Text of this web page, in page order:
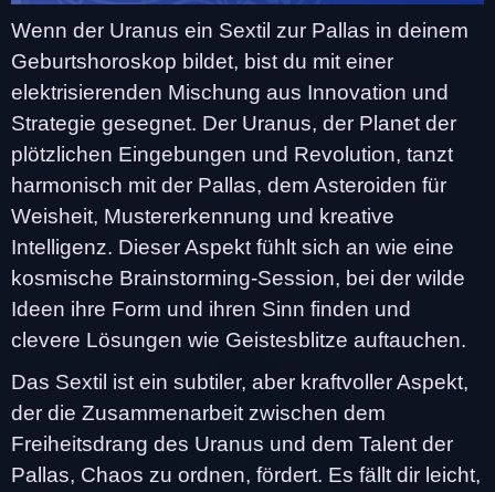
Wenn der Uranus ein Sextil zur Pallas in deinem
Geburtshoroskop bildet, bist du mit einer
elektrisierenden Mischung aus Innovation und
Strategie gesegnet. Der Uranus, der Planet der
plötzlichen Eingebungen und Revolution, tanzt
harmonisch mit der Pallas, dem Asteroiden für
Weisheit, Mustererkennung und kreative
Intelligenz. Dieser Aspekt fühlt sich an wie eine
kosmische Brainstorming-Session, bei der wilde
Ideen ihre Form und ihren Sinn finden und
clevere Lösungen wie Geistesblitze auftauchen.
Das Sextil ist ein subtiler, aber kraftvoller Aspekt,
der die Zusammenarbeit zwischen dem
Freiheitsdrang des Uranus und dem Talent der
Pallas, Chaos zu ordnen, fördert. Es fällt dir leicht,